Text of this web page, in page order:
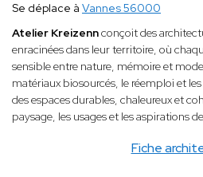
Fiche
Se déplace à Vannes 56000
Atelier Kreizennconçoit des
enracinées dans leur territoire, où
sensible entre nature, mémoire et
matériaux biosourcés, le réemploi et
des espaces durables, chaleureux et
paysage, les usages et les aspirations